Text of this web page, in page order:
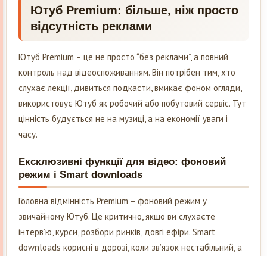
Ютуб Premium: більше, ніж просто
відсутність реклами
Ютуб Premium – це не просто “без реклами”, а повний
контроль над відеоспоживанням. Він потрібен тим, хто
слухає лекції, дивиться подкасти, вмикає фоном огляди,
використовує Ютуб як робочий або побутовий сервіс. Тут
цінність будується не на музиці, а на економії уваги і
часу.
Ексклюзивні функції для відео: фоновий
режим і Smart downloads
Головна відмінність Premium – фоновий режим у
звичайному Ютуб. Це критично, якщо ви слухаєте
інтерв’ю, курси, розбори ринків, довгі ефіри. Smart
downloads корисні в дорозі, коли зв’язок нестабільний, а